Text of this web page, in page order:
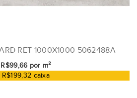
RET 1000X1000 5062488A
R$99,66 por m²
R$199,32 caixa